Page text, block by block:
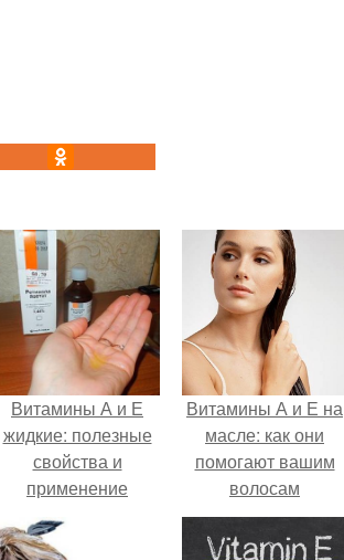
Витамины А и Е
жидкие: полезные
свойства и
применение
Витамины А и Е на
масле: как они
помогают вашим
волосам